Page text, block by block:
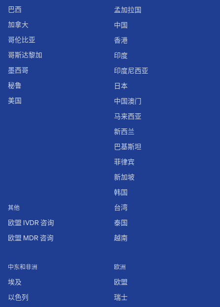
巴西
加拿大
哥伦比亚
哥斯达黎加
墨西哥
秘鲁
美国
其他
欧盟 IVDR 咨询
欧盟 MDR 咨询
欧洲
欧盟
瑞士
中东和非洲
埃及
以色列
孟加拉国
中国
香港
印度
印度尼西亚
日本
中国澳门
马来西亚
新西兰
巴基斯坦
菲律宾
新加坡
韩国
台湾
泰国
越南